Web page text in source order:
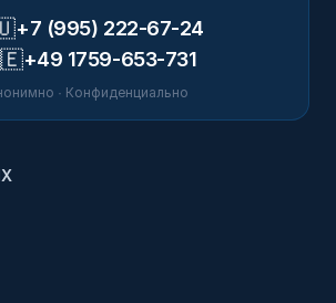
+7 (995) 222-67-24
+49 1759-653-731
· Конфиденциально